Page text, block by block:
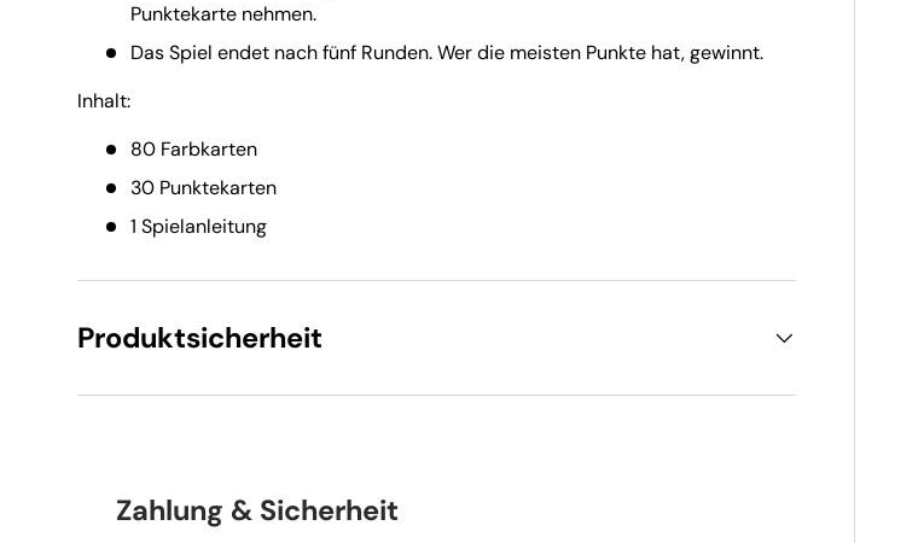
Punktekarte nehmen.
Das Spiel endet nach fünf Runden. Wer die meisten Punkte hat, gewinnt.
Inhalt:
80 Farbkarten
30 Punktekarten
1 Spielanleitung
Produktsicherheit
Zahlung & Sicherheit